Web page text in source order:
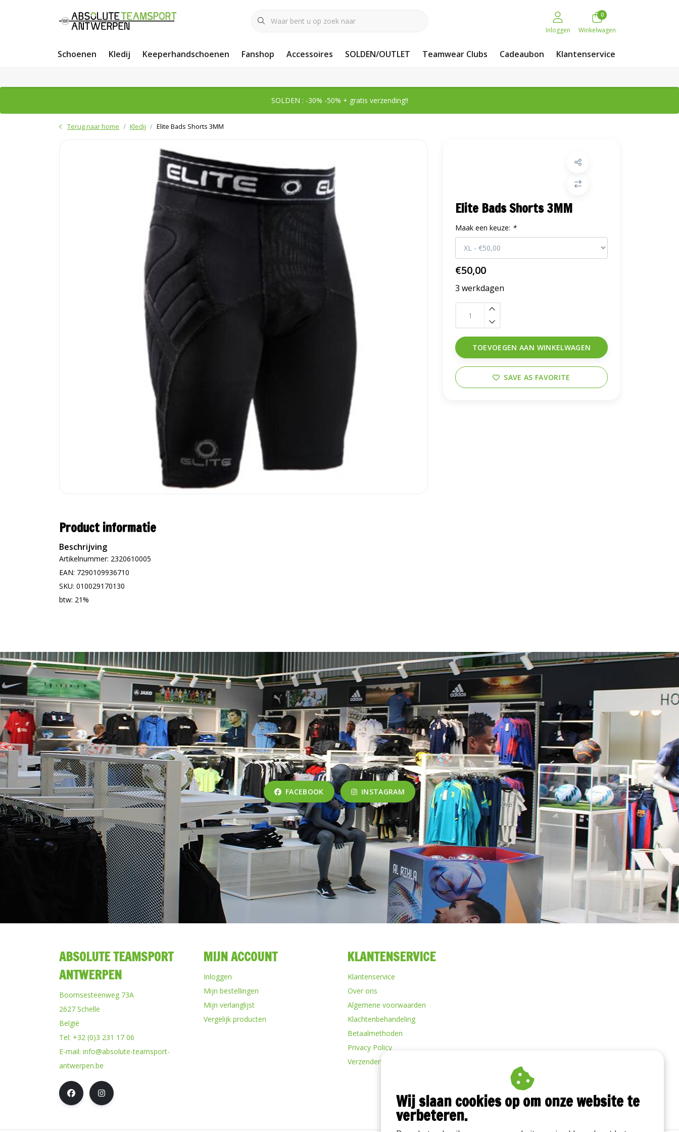
Inloggen
0
Winkelwagen
Schoenen Kledij Keeperhandschoenen Fanshop Accessoires SOLDEN/OUTLET Teamwear Clubs Cadeaubon Klantenservice
SOLDEN : -30% -50% + gratis verzending!!
Terug naar home Kledij Elite Bads Shorts 3MM
Elite Bads Shorts 3MM
Maak een keuze: *
€50,00
3 werkdagen
TOEVOEGEN AAN WINKELWAGEN
SAVE AS FAVORITE
Product informatie
Beschrijving
Artikelnummer: 2320610005
EAN: 7290109936710
SKU: 010029170130
btw: 21%
FACEBOOK INSTAGRAM
ABSOLUTE TEAMSPORT
ANTWERPEN
Boomsesteenweg 73A
2627 Schelle
België
Tel: +32 (0)3 231 17 06
E-mail: info@absolute-teamsport-
antwerpen.be
MIJN ACCOUNT
Inloggen
Mijn bestellingen
Mijn verlanglijst
Vergelijk producten
KLANTENSERVICE
Klantenservice
Over ons
Algemene voorwaarden
Klachtenbehandeling
Betaalmethoden
Privacy Policy
Verzenden & retourneren
Wij slaan cookies op om onze website te
verbeteren.